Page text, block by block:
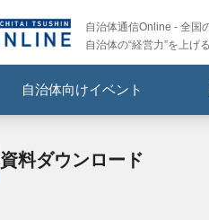
自治体通信Online - 全国
自治体の“経営力”を上げ
自治体向けイベント
資料ダウンロード